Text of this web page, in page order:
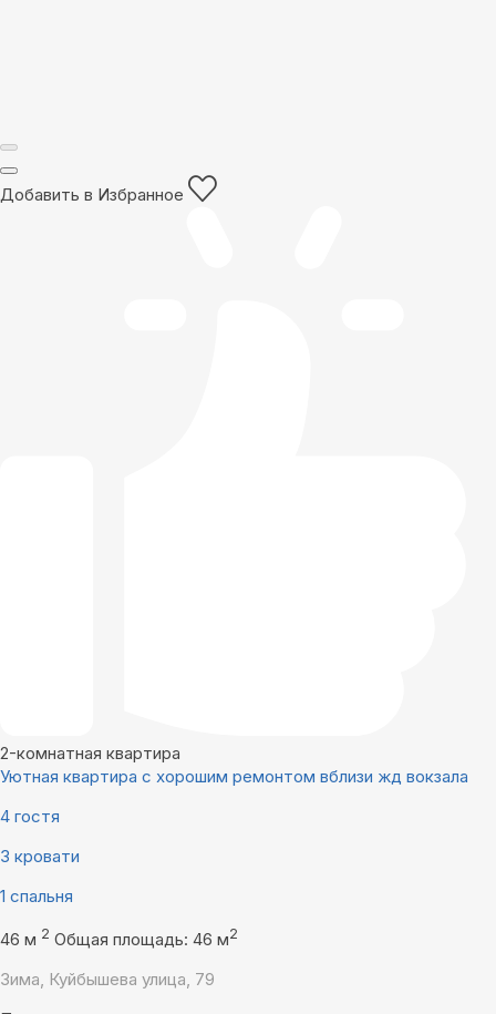
Добавить в Избранное
2-комнатная квартира
Уютная квартира с хорошим ремонтом вблизи жд вокзала
4 гостя
3 кровати
1 спальня
46 м 2 Общая площадь: 46 м2
Зима, Куйбышева улица, 79